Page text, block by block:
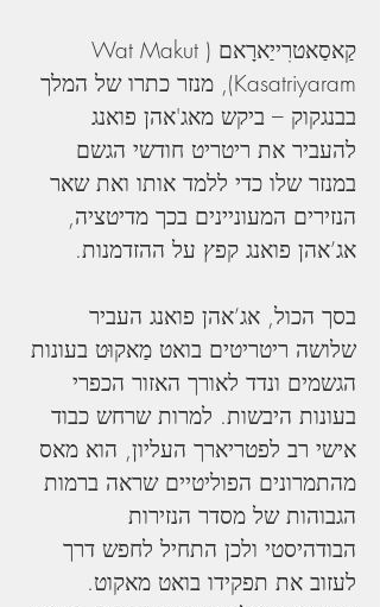
קַאסַאטרִייַארָאם (Wat Makut
Kasatriyaram), מנזר כתרו של המלך
בבנגקוק – ביקש מאג'אהן פואנג
להעביר את ריטריט חודשי הגשם
במנזר שלו כדי ללמד אותו ואת שאר
הנזירים המעוניינים בכך מדיטציה,
אג’אהן פואנג קפץ על ההזדמנות.
בסך הכול, אג’אהן פואנג העביר
שלושה ריטריטים בואט מַאקוּט בעונות
הגשמים ונדד לאורך האזור הכפרי
בעונות היבשות. למרות שרחש כבוד
אישי רב לפטריארך העליון, הוא מאס
מהתמרונים הפוליטיים שראה ברמות
הגבוהות של מסדר הנזירות
הבודהיסטי ולכן התחיל לחפש דרך
לעזוב את תפקידו בואט מאקוט.